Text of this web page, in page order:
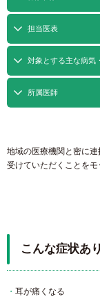
担当医表
対象とする主な病気
所属医師
地域の医療機関と密に
受けていただくことをモ
こんな症状あ
耳が痛くなる